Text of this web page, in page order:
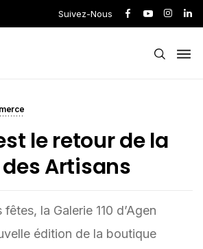
Suivez-Nous
le retour de la
Artisans
la Galerie 110 d’Agen
édition de la boutique